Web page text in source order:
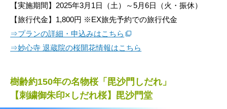
【実施期間】2025年3月1日（土）～5月6日（火・振休）
【旅行代金】1,800円 ※EX旅先予約での旅行代金
⇒プランの詳細・申込みはこちら
⇒妙心寺 退蔵院の桜開花情報はこちら
樹齢約150年の名物桜「毘沙門しだれ」
【刺繍御朱印×しだれ桜】毘沙門堂